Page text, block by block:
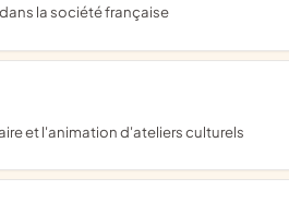
la société française
et l'animation d'ateliers culturels